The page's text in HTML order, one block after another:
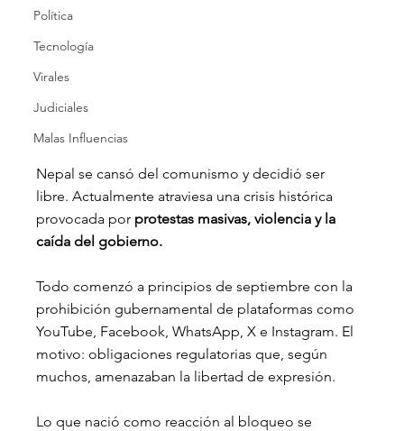
Política
Tecnología
Virales
Judiciales
Malas Influencias
Nepal se cansó del comunismo y decidió ser
libre. Actualmente atraviesa una crisis histórica
provocada por protestas masivas, violencia y la
caída del gobierno.
Todo comenzó a principios de septiembre con la
prohibición gubernamental de plataformas como
YouTube, Facebook, WhatsApp, X e Instagram. El
motivo: obligaciones regulatorias que, según
muchos, amenazaban la libertad de expresión.
Lo que nació como reacción al bloqueo se